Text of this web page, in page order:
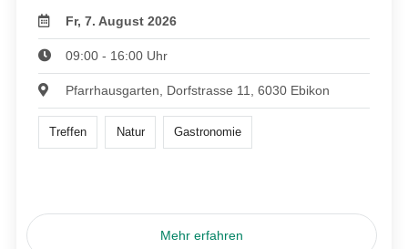
Fr, 7. August 2026
09:00 - 16:00 Uhr
Pfarrhausgarten, Dorfstrasse 11, 6030 Ebikon
Treffen Natur Gastronomie
Mehr erfahren